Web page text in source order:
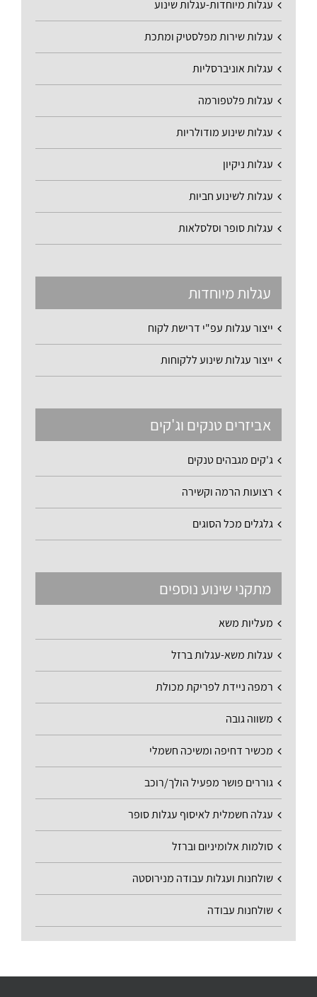
עגלות מיוחדות-עגלות שינוע
עגלות שירות מפלסטיק ומתכת
עגלות אוניברסליות
עגלות פלטפורמה
עגלות שינוע מודולריות
עגלות ניקיון
עגלות לשינוע חביות
עגלות סופר וסלסלאות
עגלות מיוחדות
ייצור עגלות עפ"י דרישת לקוח
ייצור עגלות שינוע ללקוחות
אביזרים טנקים וג'קים
ג'קים מגבהים טנקים
רצועות הרמה וקשירה
גלגלים מכל הסוגים
מתקני שינוע נוספים
מעליות משא
עגלות משא-עגלות ברזל
רמפה ניידת לפריקת מכולת
משווה גובה
מכשיר דחיפה ומשיכה חשמלי
גוררים פושר מפעיל הולך/רוכב
עגלה חשמלית לאיסוף עגלות סופר
סולמות אלומיניום וברזל
שולחנות ועגלות עבודה מנירוסטה
שולחנות עבודה